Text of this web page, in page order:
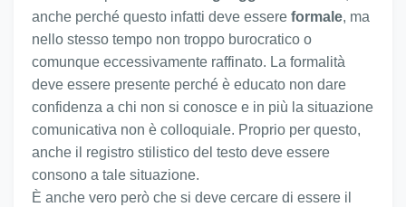
anche perché questo infatti deve essere formale, ma
nello stesso tempo non troppo burocratico o
comunque eccessivamente raffinato. La formalità
deve essere presente perché è educato non dare
confidenza a chi non si conosce e in più la situazione
comunicativa non è colloquiale. Proprio per questo,
anche il registro stilistico del testo deve essere
consono a tale situazione.
È anche vero però che si deve cercare di essere il